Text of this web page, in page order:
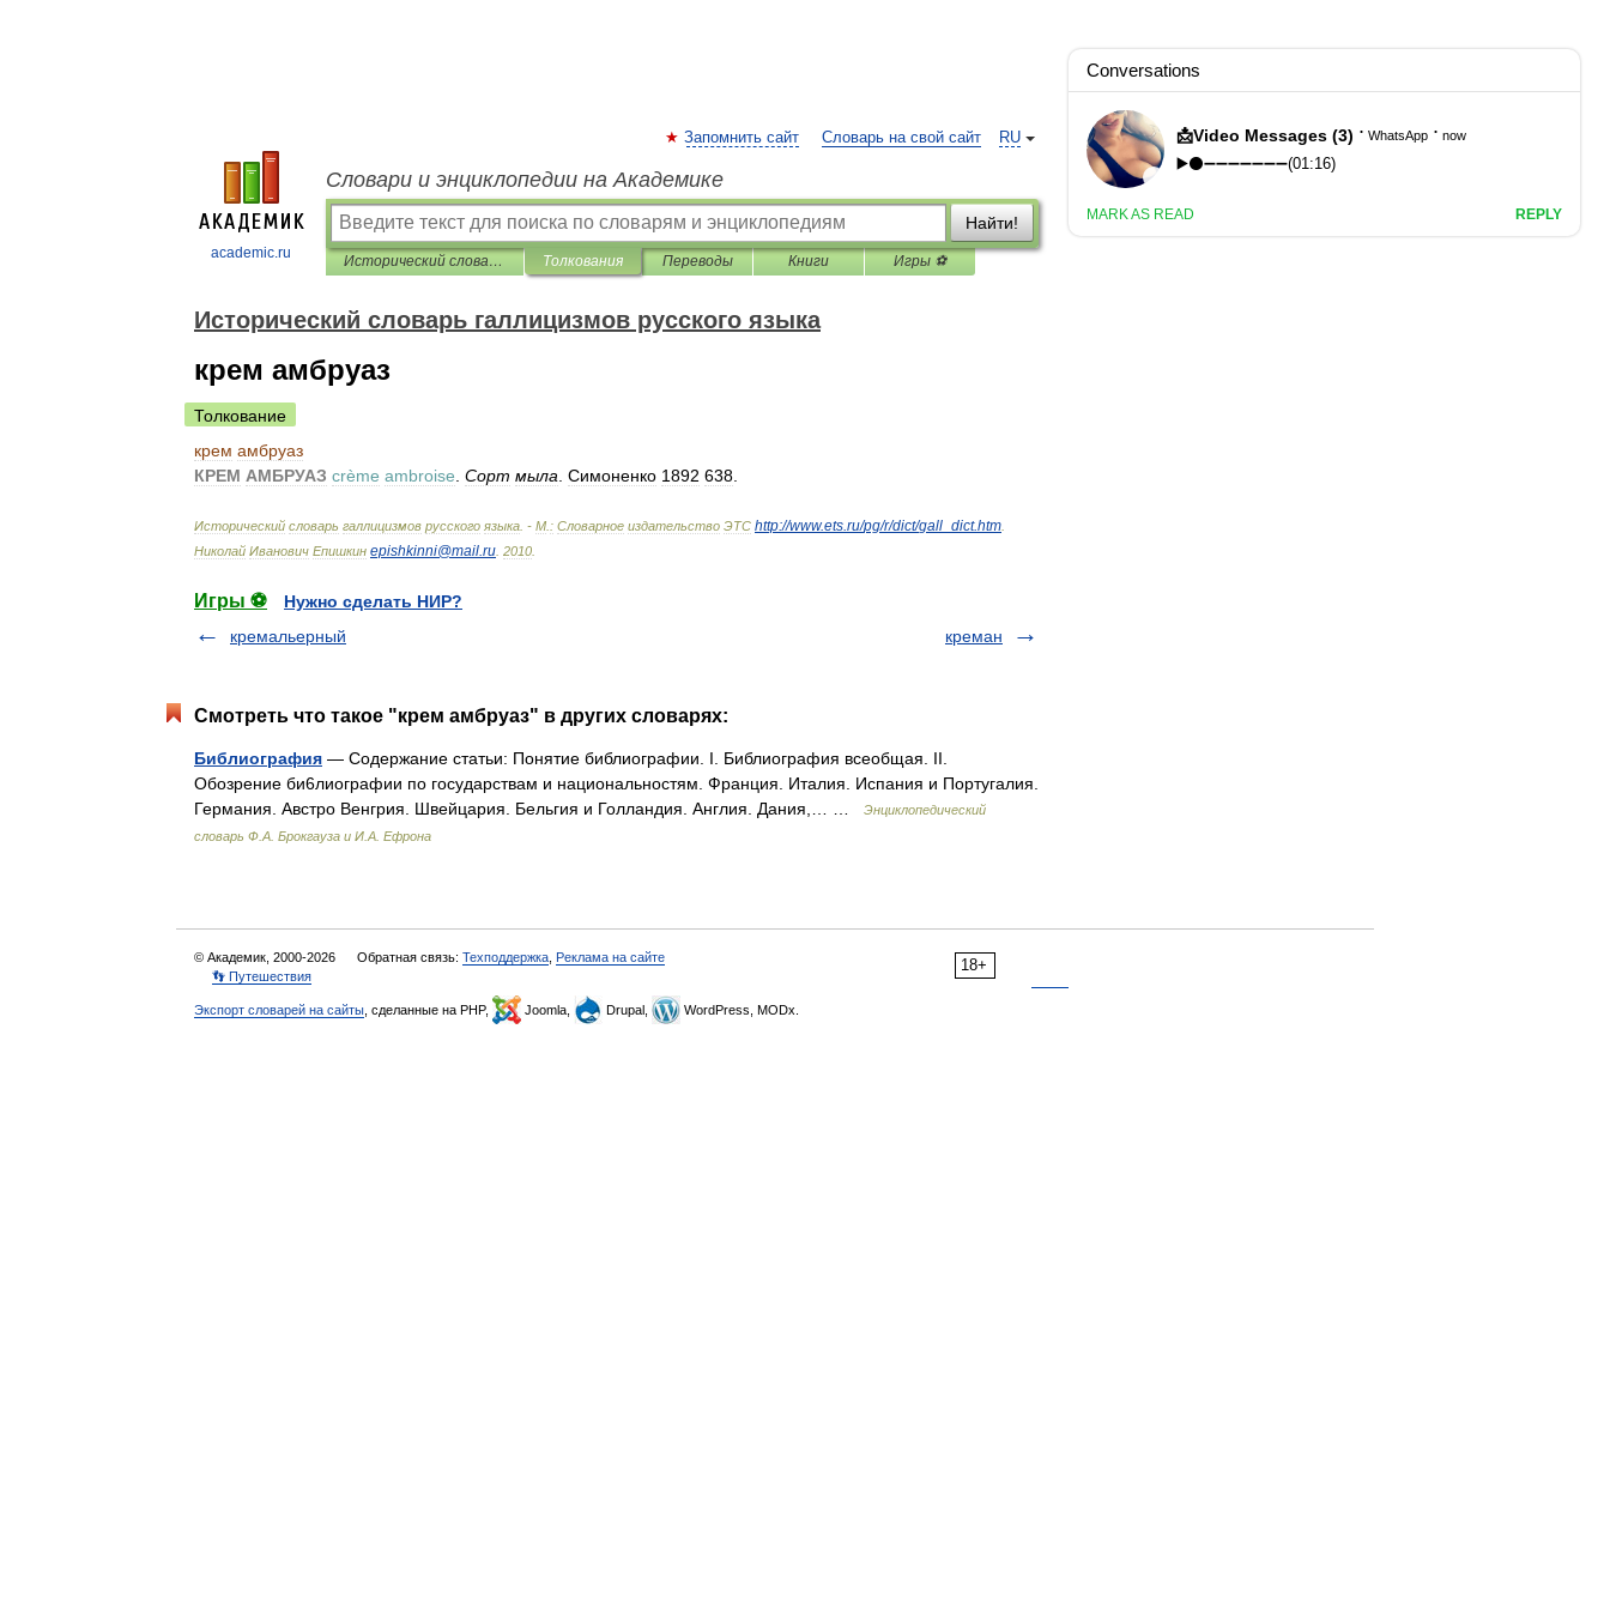
academic.ru
RU
Запомнить сайт Словарь на свой сайт
Словари и энциклопедии на Академике
Найти!
Исторический словарь галлицизмов русского языка Толкования Переводы Книги Игры ⚽
Исторический словарь галлицизмов русского языка
крем амбруаз
Толкование
крем амбруаз
КРЕМ АМБРУАЗ crème ambroise Сорт мыла Симоненко 1892 638
Исторический словарь галлицизмов русского языка . - М : Словарное издательство ЭТС http://www.ets.ru/pg/r/dict/gall dict.htm
Николай Иванович Епишкин epishkinni@mail.ru 2010
Игры ⚽
Нужно сделать НИР?
кремальерный
креман
Смотреть что такое "крем амбруаз" в других словарях:
Библиография — Содержание статьи: Понятие библиографии. I. Библиография всеобщая. II.
Обозрение би6лиографии по государствам и национальностям. Франция. Италия. Испания и Португалия.
Германия. Австро Венгрия. Швейцария. Бельгия и Голландия. Англия. Дания,… …
Энциклопедический
словарь Ф.А. Брокгауза и И.А. Ефрона
18+
© Академик, 2000-2026 Обратная связь: Техподдержка Реклама на сайте
👣 Путешествия
Экспорт словарей на сайты , сделанные на PHP, Joomla, Drupal, WordPress, MODx.